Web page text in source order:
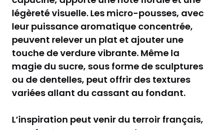
légèreté visuelle. Les micro-pousses, avec
leur puissance aromatique concentrée,
peuvent relever un plat et ajouter une
touche de verdure vibrante. Même la
magie du sucre, sous forme de sculptures
ou de dentelles, peut offrir des textures
variées allant du cassant au fondant.
L’inspiration peut venir du terroir français,